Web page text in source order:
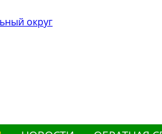
округ